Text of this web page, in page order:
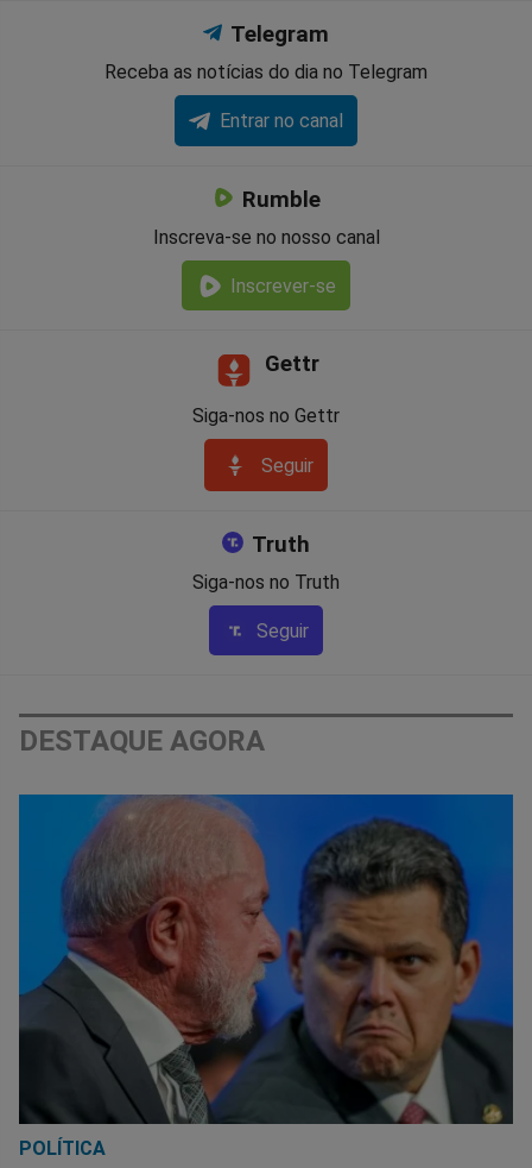
Telegram
Receba as notícias do dia no Telegram
Entrar no canal
Rumble
Inscreva-se no nosso canal
Inscrever-se
Gettr
Siga-nos no Gettr
Seguir
Truth
Siga-nos no Truth
Seguir
DESTAQUE AGORA
POLÍTICA